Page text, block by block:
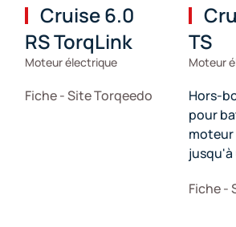
Cruise 6.0
RS TorqLink
Moteur électrique
Fiche - Site Torqeedo
TS
Moteur
Hors-
pour
moteur
Fiche -